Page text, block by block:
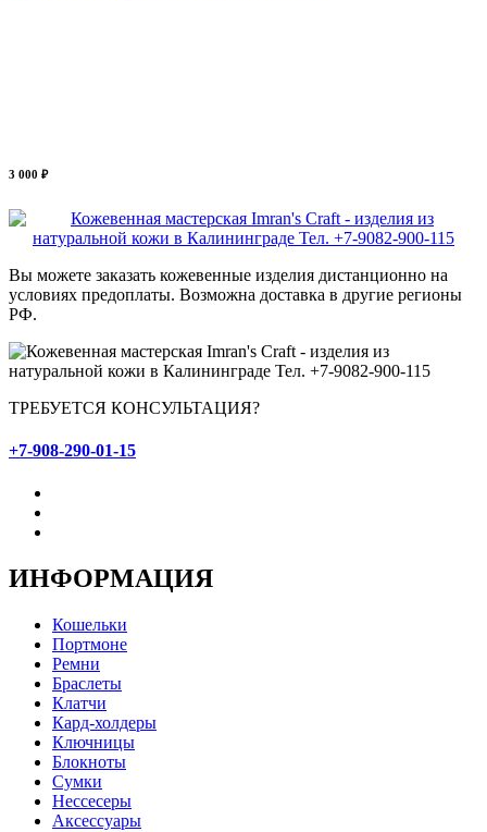
3 000 ₽
Вы можете заказать кожевенные изделия дистанционно на
условиях предоплаты. Возможна доставка в другие регионы
РФ.
ТРЕБУЕТСЯ КОНСУЛЬТАЦИЯ?
+7-908-290-01-15
ИНФОРМАЦИЯ
Кошельки
Портмоне
Ремни
Браслеты
Клатчи
Кард-холдеры
Ключницы
Блокноты
Сумки
Нессесеры
Аксессуары